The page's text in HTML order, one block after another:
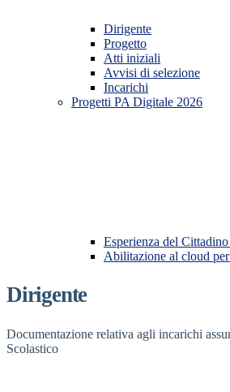
Dirigente
Progetto
Atti iniziali
Avvisi di selezione
Incarichi
Progetti PA Digitale 2026
Esperienza del
Abilitazione al cloud
Dirigente
Documentazione relativa agli incarichi
Scolastico